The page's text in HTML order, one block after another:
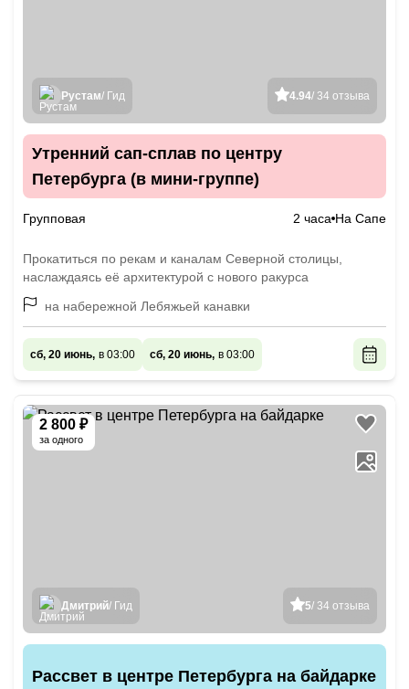
4.94/ 34 отзыва
Рустам/ Гид
Утренний сап-сплав по центру
Петербурга (в мини-группе)
Групповая 2 часа На Сапе
Прокатиться по рекам и каналам Северной столицы,
наслаждаясь её архитектурой с нового ракурса
на набережной Лебяжьей канавки
сб, 20 июнь, в 03:00 сб, 20 июнь, в 03:00
2 800 ₽
за одного
5/ 34 отзыва
Дмитрий/ Гид
Рассвет в центре Петербурга на байдарке